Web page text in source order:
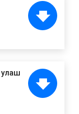
улаш